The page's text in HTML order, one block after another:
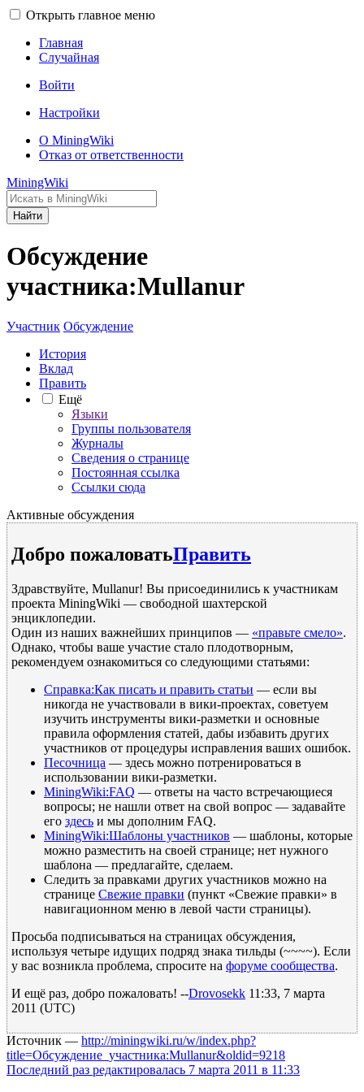
Открыть главное меню
Главная
Случайная
Войти
Настройки
О MiningWiki
Отказ от ответственности
MiningWiki
Найти
Обсуждение
участника:Mullanur
Участник Обсуждение
История
Вклад
Править
Ещё
Языки
Группы пользователя
Журналы
Сведения о странице
Постоянная ссылка
Ссылки сюда
Активные обсуждения
Добро пожаловатьПравить
Здравствуйте, Mullanur! Вы присоединились к участникам
проекта MiningWiki — свободной шахтерской
энциклопедии.
Один из наших важнейших принципов — «правьте смело».
Однако, чтобы ваше участие стало плодотворным,
рекомендуем ознакомиться со следующими статьями:
Справка:Как писать и править статьи — если вы
никогда не участвовали в вики-проектах, советуем
изучить инструменты вики-разметки и основные
правила оформления статей, дабы избавить других
участников от процедуры исправления ваших ошибок.
Песочница — здесь можно потренироваться в
использовании вики-разметки.
MiningWiki:FAQ — ответы на часто встречающиеся
вопросы; не нашли ответ на свой вопрос — задавайте
его здесь и мы дополним FAQ.
MiningWiki:Шаблоны участников — шаблоны, которые
можно разместить на своей странице; нет нужного
шаблона — предлагайте, сделаем.
Следить за правками других участников можно на
странице Свежие правки (пункт «Свежие правки» в
навигационном меню в левой части страницы).
Просьба подписываться на страницах обсуждения,
используя четыре идущих подряд знака тильды (~~~~). Если
у вас возникла проблема, спросите на форуме сообщества.
И ещё раз, добро пожаловать! --Drovosekk 11:33, 7 марта
2011 (UTC)
Источник — http://miningwiki.ru/w/index.php?
title=Обсуждение_участника:Mullanur&oldid=9218
Последний раз редактировалась 7 марта 2011 в 11:33